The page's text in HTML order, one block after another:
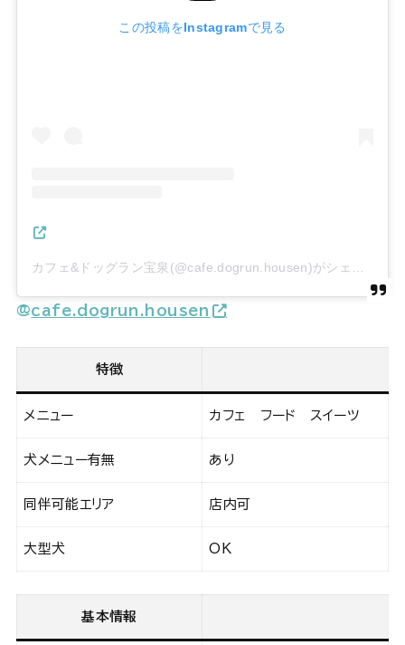
この投稿をInstagramで見る
@cafe.dogrun.housen
特徴
メニュー カフェ フード スイーツ
犬メニュー有無 あり
同伴可能エリア 店内可
大型犬 OK
基本情報